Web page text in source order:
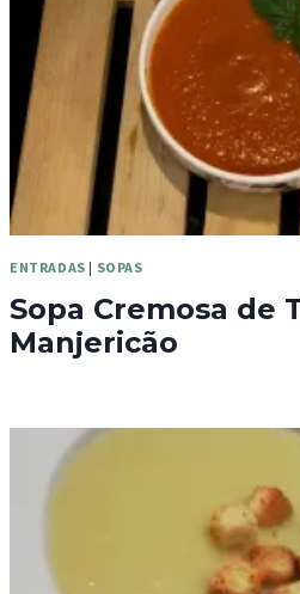
ENTRADAS | SOPAS
Sopa Cremosa de
Manjericão